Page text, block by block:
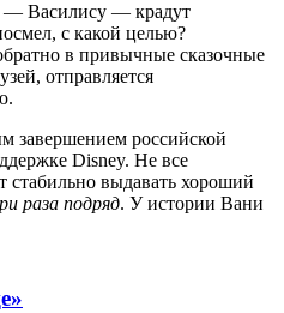
Василису — крадут
с какой целью?
в привычные сказочные
отправляется
завершением российской
Disney. Не все
выдавать хороший
раза подряд. У истории Вани